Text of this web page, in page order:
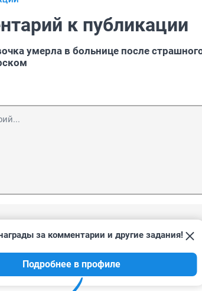
к публикации
умерла в больнице после
Задумайтесь , водители!!!! Утром летите , в
Сдаёте назад , возле садов, школ, лишь
А вдруг сзади ребенок идёт , в темноте.!!!
за комментарии и другие задания!
Подробнее в профиле